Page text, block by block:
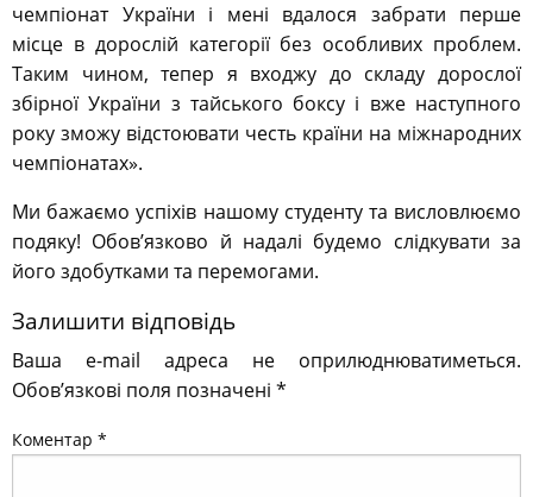
чемпіонат України і мені вдалося забрати перше
місце в дорослій категорії без особливих проблем.
Таким чином, тепер я входжу до складу дорослої
збірної України з тайського боксу і вже наступного
року зможу відстоювати честь країни на міжнародних
чемпіонатах».
Ми бажаємо успіхів нашому студенту та висловлюємо
подяку! Обов’язково й надалі будемо слідкувати за
його здобутками та перемогами.
Залишити відповідь
Ваша e-mail адреса не оприлюднюватиметься.
Обов’язкові поля позначені *
Коментар *